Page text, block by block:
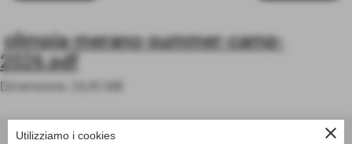
olimpia-merano-summer-camp-
2026.pdf
Dimensione: 24,45 MB
ASD OLIMPIA MERANO
close
Utilizziamo i cookies